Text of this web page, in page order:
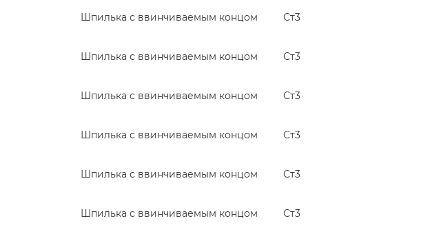
Шпилька с ввинчиваемым концом Ст3
Шпилька с ввинчиваемым концом Ст3
Шпилька с ввинчиваемым концом Ст3
Шпилька с ввинчиваемым концом Ст3
Шпилька с ввинчиваемым концом Ст3
Шпилька с ввинчиваемым концом Ст3